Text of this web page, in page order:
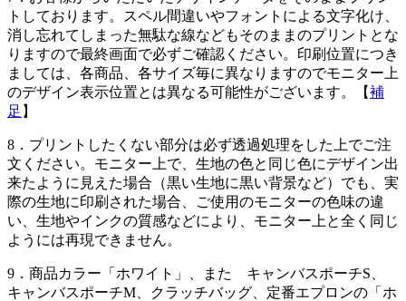
トしております。スペル間違いやフォントによる文字化け、
消し忘れてしまった無駄な線などもそのままのプリントとな
りますので最終画面で必ずご確認ください。印刷位置につき
ましては、各商品、各サイズ毎に異なりますのでモニター上
のデザイン表示位置とは異なる可能性がございます。【補
足 】
8． プリントしたくない部分は必ず透過処理をした上でご注
文ください。モニター上で、生地の色と同じ色にデザイン出
来たように見えた場合（黒い生地に黒い背景など）でも、実
際の生地に印刷された場合、ご使用のモニターの色味の違
い、生地やインクの質感などにより、モニター上と全く同じ
ようには再現できません。
9． 商品カラー「ホワイト」、また キャンバスポーチS、
キャンバスポーチM、クラッチバッグ、定番エプロンの「ホ